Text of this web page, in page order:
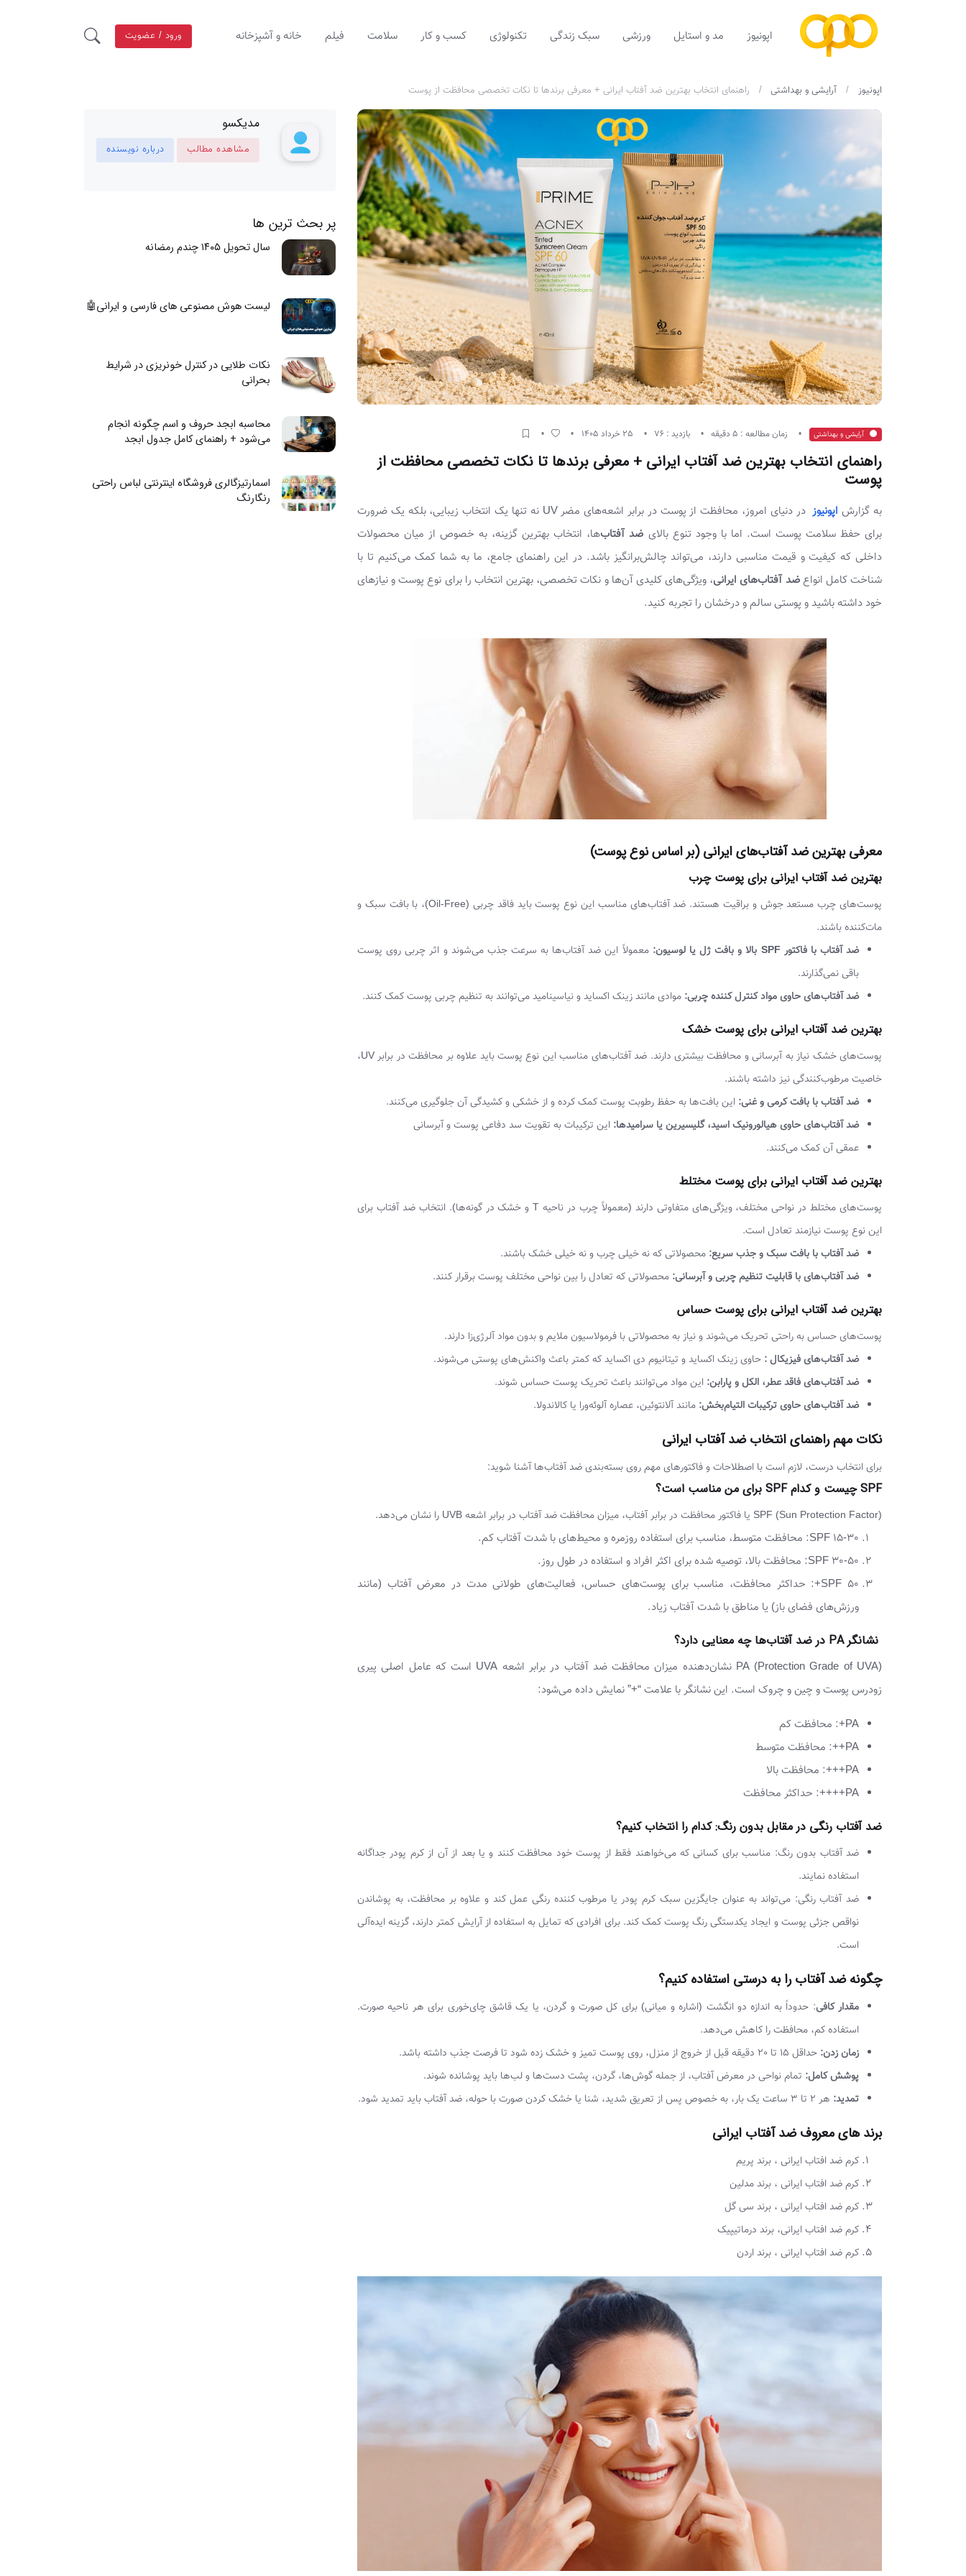
اپونیوز مد و استایل ورزشی سبک زندگی تکنولوژی کسب و کار سلامت فیلم خانه و آشپزخانه ورود / عضویت
اپونیوز آرایشی و بهداشتی راهنمای انتخاب بهترین ضد آفتاب ایرانی + معرفی برندها تا نکات تخصصی محافظت از پوست
آرایشی و بهداشتی زمان مطالعه : 5 دقیقه بازدید : 76
راهنمای انتخاب بهترین ضد آفتاب ایرانی + معرفی برندها تا نکات تخصصی محافظت از
پوست
به گزارش اپونیوز
در دنیای امروز، محافظت از پوست در برابر اشعه‌های مضر UV نه تنها یک انتخاب زیبایی، بلکه یک ضرورت
برای حفظ سلامت پوست است. اما با وجود تنوع بالای ضد آفتاب‌ها، انتخاب بهترین گزینه، به خصوص از میان محصولات
داخلی که کیفیت و قیمت مناسبی دارند، می‌تواند چالش‌برانگیز باشد. در این راهنمای جامع، ما به شما کمک می‌کنیم تا با
شناخت کامل انواعضد آفتاب‌های ایرانی، ویژگی‌های کلیدی آن‌ها و نکات تخصصی، بهترین انتخاب را برای نوع پوست و نیازهای
خود داشته باشید و پوستی سالم و درخشان را تجربه کنید.
معرفی بهترین ضد آفتاب‌های ایرانی (بر اساس نوع پوست)
بهترین ضد آفتاب ایرانی برای پوست چرب
پوست‌های چرب مستعد جوش و براقیت هستند. ضد آفتاب‌های مناسب این نوع پوست باید فاقد چربی (Oil-Free)، با بافت سبک و
مات‌کننده باشند.
ضد آفتاب با فاکتور SPF بالا و بافت ژل یا لوسیون:
معمولاً این ضد آفتاب‌ها به سرعت جذب می‌شوند و اثر چربی روی پوست
باقی نمی‌گذارند.
ضد آفتاب‌های حاوی مواد کنترل کننده چربی: موادی مانند زینک اکساید و نیاسینامید می‌توانند به تنظیم چربی پوست کمک کنند.
بهترین ضد آفتاب ایرانی برای پوست خشک
پوست‌های خشک نیاز به آبرسانی و محافظت بیشتری دارند. ضد آفتاب‌های مناسب این نوع پوست باید علاوه بر محافظت در برابر UV،
خاصیت مرطوب‌کنندگی نیز داشته باشند.
ضد آفتاب با بافت کرمی و غنی: این بافت‌ها به حفظ رطوبت پوست کمک کرده و از خشکی و کشیدگی آن جلوگیری می‌کنند.
ضد آفتاب‌های حاوی هیالورونیک اسید، گلیسیرین یا سرامیدها: این ترکیبات به تقویت سد دفاعی پوست و آبرسانی
عمقی آن کمک می‌کنند.
بهترین ضد آفتاب ایرانی برای پوست مختلط
پوست‌های مختلط در نواحی مختلف، ویژگی‌های متفاوتی دارند (معمولاً چرب در ناحیه T و خشک در گونه‌ها). انتخاب ضد آفتاب برای
این نوع پوست نیازمند تعادل است.
ضد آفتاب با بافت سبک و جذب سریع: محصولاتی که نه خیلی چرب و نه خیلی خشک باشند.
ضد آفتاب‌های با قابلیت تنظیم چربی و آبرسانی: محصولاتی که تعادل را بین نواحی مختلف پوست برقرار کنند.
بهترین ضد آفتاب ایرانی برای پوست حساس
پوست‌های حساس به راحتی تحریک می‌شوند و نیاز به محصولاتی با فرمولاسیون ملایم و بدون مواد آلرژی‌زا دارند.
ضد آفتاب‌های فیزیکال : حاوی زینک اکساید و تیتانیوم دی اکساید که کمتر باعث واکنش‌های پوستی می‌شوند.
ضد آفتاب‌های فاقد عطر، الکل و پارابن: این مواد می‌توانند باعث تحریک پوست حساس شوند.
ضد آفتاب‌های حاوی ترکیبات التیام‌بخش: مانند آلانتوئین، عصاره آلوئه‌ورا یا کالاندولا.
نکات مهم راهنمای انتخاب ضد آفتاب ایرانی
برای انتخاب درست، لازم است با اصطلاحات و فاکتورهای مهم روی بسته‌بندی ضد آفتاب‌ها آشنا شوید:
SPF چیست و کدام SPF برای من مناسب است؟
SPF (Sun Protection Factor) یا فاکتور محافظت در برابر آفتاب، میزان محافظت ضد آفتاب در برابر اشعه UVB را نشان می‌دهد.
SPF 15-30: محافظت متوسط، مناسب برای استفاده روزمره و محیط‌های با شدت آفتاب کم.
SPF 30-50: محافظت بالا، توصیه شده برای اکثر افراد و استفاده در طول روز.
SPF 50+: حداکثر محافظت، مناسب برای پوست‌های حساس، فعالیت‌های طولانی مدت در معرض آفتاب (مانند
ورزش‌های فضای باز) یا مناطق با شدت آفتاب زیاد.
نشانگر PA در ضد آفتاب‌ها چه معنایی دارد؟
PA (Protection Grade of UVA) نشان‌دهنده میزان محافظت ضد آفتاب در برابر اشعه UVA است که عامل اصلی پیری
زودرس پوست و چین و چروک است. این نشانگر با علامت “+” نمایش داده می‌شود:
PA+: محافظت کم
PA++: محافظت متوسط
PA+++: محافظت بالا
PA++++: حداکثر محافظت
ضد آفتاب رنگی در مقابل بدون رنگ: کدام را انتخاب کنیم؟
ضد آفتاب بدون رنگ: مناسب برای کسانی که می‌خواهند فقط از پوست خود محافظت کنند و یا بعد از آن از کرم پودر جداگانه
استفاده نمایند.
ضد آفتاب رنگی: می‌تواند به عنوان جایگزین سبک کرم پودر یا مرطوب کننده رنگی عمل کند و علاوه بر محافظت، به پوشاندن
نواقص جزئی پوست و ایجاد یکدستگی رنگ پوست کمک کند. برای افرادی که تمایل به استفاده از آرایش کمتر دارند، گزینه ایده‌آلی
است.
چگونه ضد آفتاب را به درستی استفاده کنیم؟
مقدار کافی: حدوداً به اندازه دو انگشت (اشاره و میانی) برای کل صورت و گردن، یا یک قاشق چای‌خوری برای هر ناحیه صورت.
استفاده کم، محافظت را کاهش می‌دهد.
زمان زدن: حداقل 15 تا 20 دقیقه قبل از خروج از منزل، روی پوست تمیز و خشک زده شود تا فرصت جذب داشته باشد.
پوشش کامل: تمام نواحی در معرض آفتاب، از جمله گوش‌ها، گردن، پشت دست‌ها و لب‌ها باید پوشانده شوند.
تمدید: هر 2 تا 3 ساعت یک بار، به خصوص پس از تعریق شدید، شنا یا خشک کردن صورت با حوله، ضد آفتاب باید تمدید شود.
برند های معروف ضد آفتاب ایرانی
کرم ضد افتاب ایرانی ، برند پریم
کرم ضد افتاب ایرانی ، برند مدلین
کرم ضد افتاب ایرانی ، برند سی گل
کرم ضد افتاب ایرانی، برند درماتیپیک
کرم ضد افتاب ایرانی ، برند اردن
مدیکسو
مشاهده مطالب درباره نویسنده
پر بحث ترین ها
سال تحویل ۱۴۰۵ چندم رمضانه
لیست هوش مصنوعی های فارسی و ایرانی🤖
نکات طلایی در کنترل خونریزی در شرایط
بحرانی
محاسبه ابجد حروف و اسم چگونه انجام
می‌شود + راهنمای کامل جدول ابجد
اسمارتیزگالری فروشگاه اینترنتی لباس راحتی
رنگارنگ